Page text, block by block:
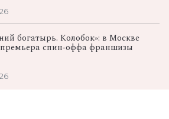
богатырь. Колобок»: в Москве
спин‑оффа франшизы